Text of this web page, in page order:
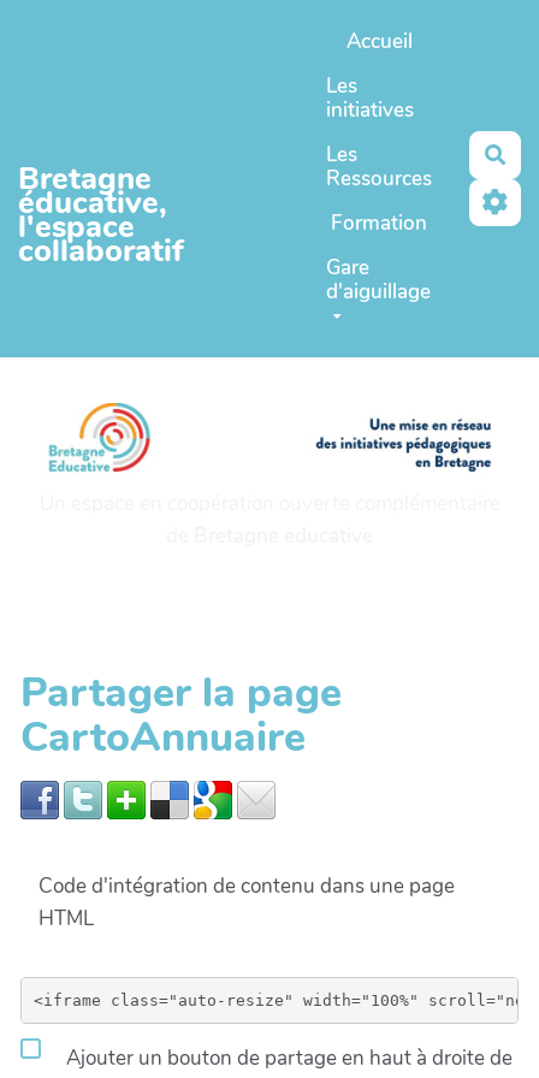
Bretagne
éducative,
l'espace
collaboratif
Accueil
Les
initiatives
Les
Ressources
Formation
Gare
d'aiguillage
Partager la page
CartoAnnuaire
Code d'intégration de contenu dans une page
HTML
Ajouter un bouton de partage en haut à droite de